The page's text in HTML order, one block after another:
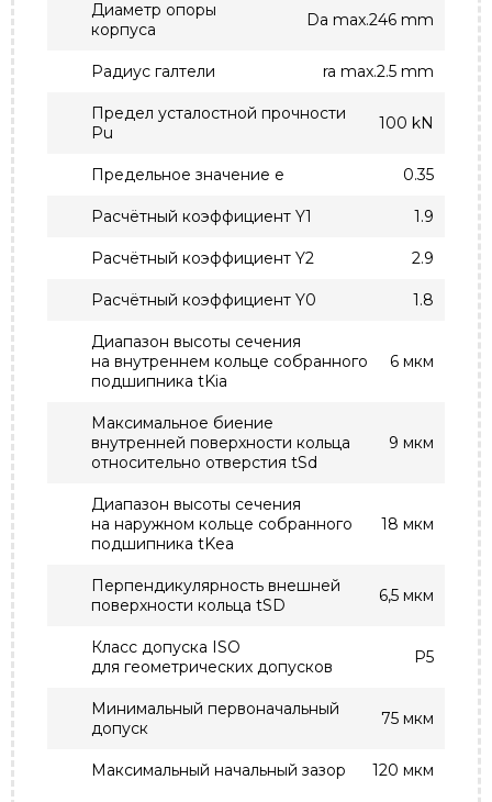
Диаметр опоры
корпуса
Da max.246 mm
Радиус галтели ra max.2.5 mm
Предел усталостной прочности
Pu
100 kN
Предельное значение e 0.35
Расчётный коэффициент Y1 1.9
Расчётный коэффициент Y2 2.9
Расчётный коэффициент Y0 1.8
Диапазон высоты сечения
на внутреннем кольце собранного
подшипника tKia
6 мкм
Максимальное биение
внутренней поверхности кольца
относительно отверстия tSd
9 мкм
Диапазон высоты сечения
на наружном кольце собранного
подшипника tKea
18 мкм
Перпендикулярность внешней
поверхности кольца tSD
6,5 мкм
Класс допуска ISO
для геометрических допусков
P5
Минимальный первоначальный
допуск
75 мкм
Максимальный начальный зазор 120 мкм